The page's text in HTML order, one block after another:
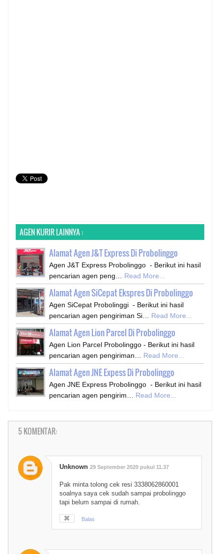
AGEN KURIR LAINNYA :
Alamat Agen J&T Express Di Probolinggo
Agen J&T Express Probolinggo - Berikut ini hasil
pencarian agen peng…
Read More...
Alamat Agen SiCepat Ekspres Di Probolinggo
Agen SiCepat Probolinggi - Berikut ini hasil
pencarian agen pengiriman Si…
Read More...
Alamat Agen Lion Parcel Di Probolinggo
Agen Lion Parcel Probolinggo - Berikut ini hasil
pencarian agen pengiriman…
Read More...
Alamat Agen JNE Expess Di Probolinggo
Agen JNE Express Probolinggo - Berikut ini hasil
pencarian agen pengirim…
Read More...
5 KOMENTAR:
Unknown 29 September 2020 pukul 11.37
Pak minta tolong cek resi 3338062860001
soalnya saya cek sudah sampai probolinggo
tapi belum sampai di rumah.
Balas